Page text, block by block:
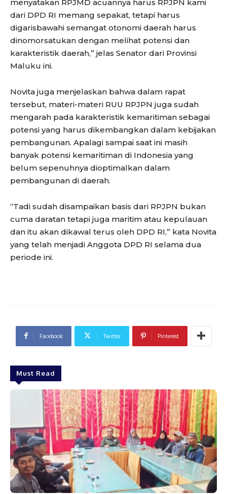
menyatakan RPJMD acuannya harus RPJPN kami
dari DPD RI memang sepakat, tetapi harus
digarisbawahi semangat otonomi daerah harus
dinomorsatukan dengan melihat potensi dan
karakteristik daerah,” jelas Senator dari Provinsi
Maluku ini.
Novita juga menjelaskan bahwa dalam rapat
tersebut, materi-materi RUU RPJPN juga sudah
mengarah pada karakteristik kemaritiman sebagai
potensi yang harus dikembangkan dalam kebijakan
pembangunan. Apalagi sampai saat ini masih
banyak potensi kemaritiman di Indonesia yang
belum sepenuhnya dioptimalkan dalam
pembangunan di daerah.
“Tadi sudah disampaikan basis dari RPJPN bukan
cuma daratan tetapi juga maritim atau kepulauan
dan itu akan dikawal terus oleh DPD RI,” kata Novita
yang telah menjadi Anggota DPD RI selama dua
periode ini.
Facebook Twitter Pinterest
Must Read